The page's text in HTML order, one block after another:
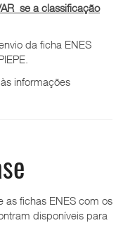
se a classificação
da ficha ENES
informações
as fichas ENES com os
disponíveis para